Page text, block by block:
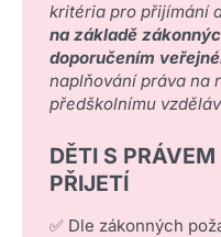
kritéria pro přijímání
na základě
doporučením
naplňování práva na
předškolnímu
DĚTI S
PŘIJETÍ
✅ Dle zákonných